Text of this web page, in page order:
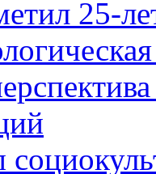
25-